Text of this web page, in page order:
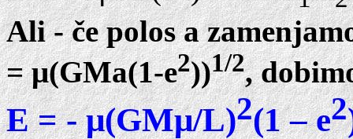
Ali - če polos a
= μ(GMa(1-e2))1/2,
E = - μ(GMμ/L)2(1 – e2